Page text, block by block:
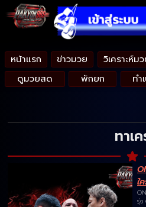
หน้าแรก ข่าวมวย วิเคราะห์ม
ดูมวยสด
พักยก ทำ
ทาเ
ใ
รุ่ง